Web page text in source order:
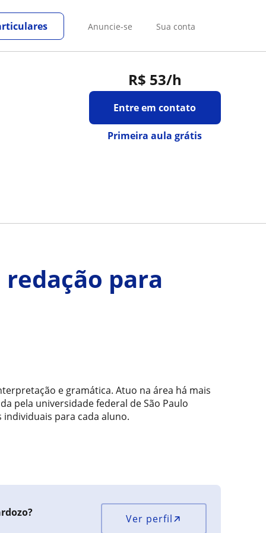
Anuncie-se Sua conta
R$ 53/h
Entre em contato
Primeira aula grátis
para
e gramática. Atuo na área há mais
pela universidade federal de São Paulo
individuais para cada aluno.
Ver perfil